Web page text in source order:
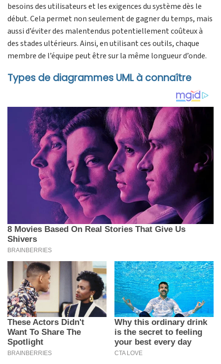
besoins des utilisateurs et les exigences du système dès le
début. Cela permet non seulement de gagner du temps, mais
aussi d’éviter des malentendus potentiellement coûteux à
des stades ultérieurs. Ainsi, en utilisant ces outils, chaque
membre de l’équipe peut être sur la même longueur d’onde.
Types de diagrammes UML à connaître